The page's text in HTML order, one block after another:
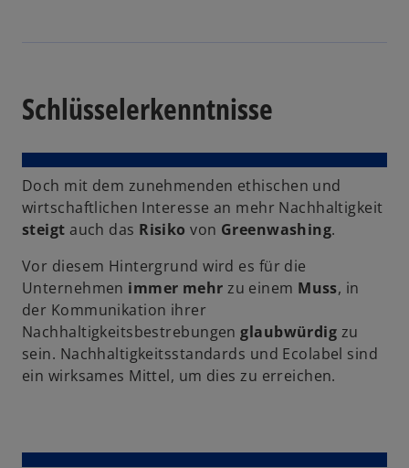
a
r
e
g
e
ö
n
e
Schlüsselerkenntnisse
Doch mit dem zunehmenden ethischen und
wirtschaftlichen Interesse an mehr Nachhaltigkeit
steigtauch das Risiko von Greenwashing.
Vor diesem Hintergrund wird es für die
Unternehmen immer mehr zu einem Muss, in
der Kommunikation ihrer
Nachhaltigkeitsbestrebungenglaubwürdig zu
sein. Nachhaltigkeitsstandards und Ecolabel sind
ein wirksames Mittel, um dies zu erreichen.